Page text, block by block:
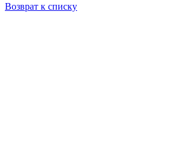
Возврат к списку